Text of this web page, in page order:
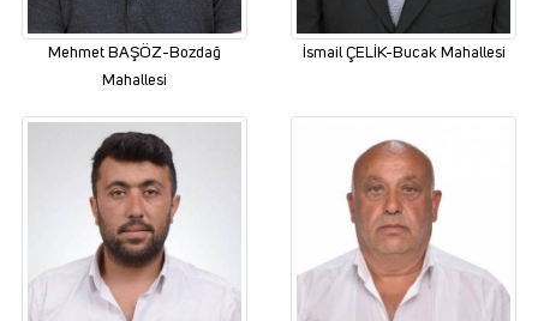
Mehmet BAŞÖZ-Bozdağ
Mahallesi
İsmail ÇELİK-Bucak Mahallesi